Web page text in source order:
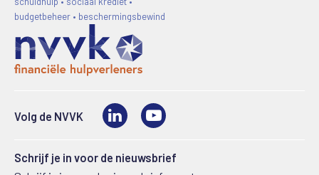
budgetbeheer • beschermingsbewind
Volg de NVVK LinkedIn
Schrijf je in voor de nieuwsbrief